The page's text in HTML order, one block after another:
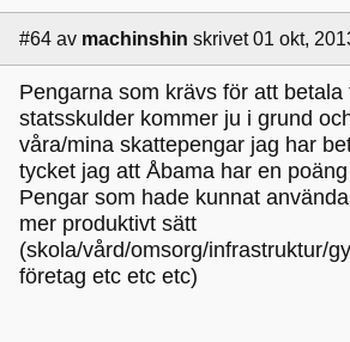
#64 av machinshin skrivet 01 okt,
Pengarna som krävs för att
statsskulder kommer ju i grund
våra/mina skattepengar jag har
tycket jag att Åbama har en
Pengar som hade kunnat
mer produktivt sätt
(skola/vård/omsorg/infrastruktur/
företag etc etc etc)